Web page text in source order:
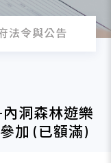
法令與公告
洞森林遊樂
加 (已額滿)